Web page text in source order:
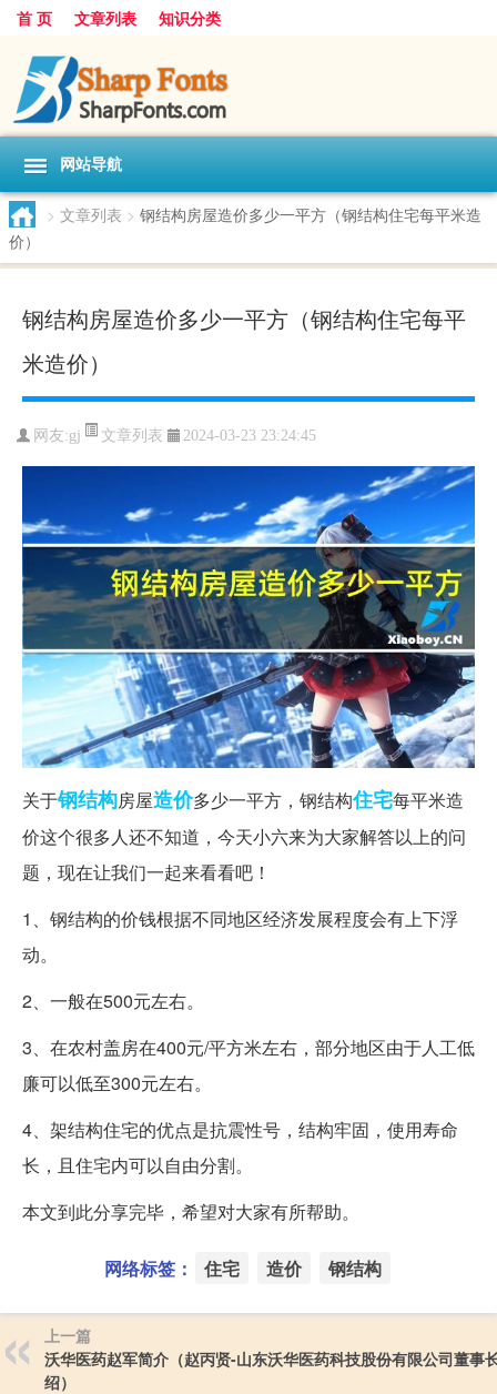
首 页 文章列表 知识分类
网站导航
> 文章列表 > 钢结构房屋造价多少一平方（钢结构住宅每平米造
价）
钢结构房屋造价多少一平方（钢结构住宅每平
米造价）
网友:gj 文章列表 2024-03-23 23:24:45
关于钢结构房屋造价多少一平方，钢结构住宅每平米造
价这个很多人还不知道，今天小六来为大家解答以上的问
题，现在让我们一起来看看吧！
1、钢结构的价钱根据不同地区经济发展程度会有上下浮
动。
2、一般在500元左右。
3、在农村盖房在400元/平方米左右，部分地区由于人工低
廉可以低至300元左右。
4、架结构住宅的优点是抗震性号，结构牢固，使用寿命
长，且住宅内可以自由分割。
本文到此分享完毕，希望对大家有所帮助。
网络标签： 住宅 造价 钢结构
上一篇
沃华医药赵军简介（赵丙贤-山东沃华医药科技股份有限公司董事
绍）